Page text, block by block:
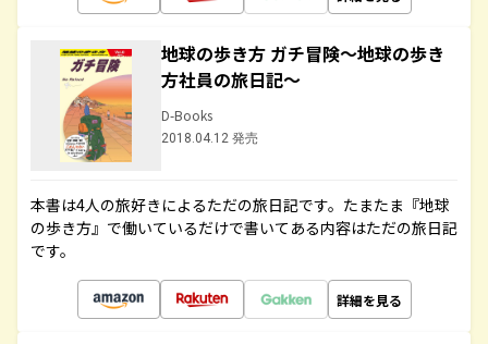
地球の歩き方 ガチ冒険～地球の歩き
方社員の旅日記～
D-Books
2018.04.12 発売
本書は4人の旅好きによるただの旅日記です。たまたま『地球
の歩き方』で働いているだけで書いてある内容はただの旅日記
です。
詳細を見る